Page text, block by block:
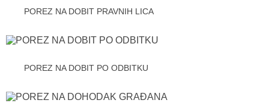
POREZ NA DOBIT PRAVNIH LICA
POREZ NA DOBIT PO ODBITKU